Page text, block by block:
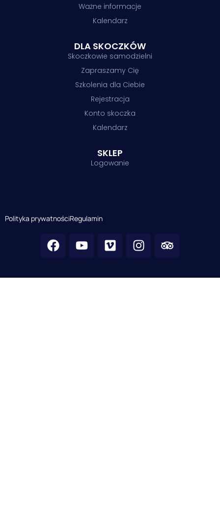
Ważne informacje
Kalendarz
DLA SKOCZKÓW
Skoczkowie samodzielni
Zapraszamy Cię
Szkolenia dla Ciebie
Rejestracja
Konto skoczka
Kalendarz
SKLEP
Logowanie
Polityka prywatnościRegulamin